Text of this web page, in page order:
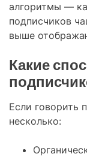
алгоритмы —
подписчиков
выше
Какие
Если говорить
несколько: